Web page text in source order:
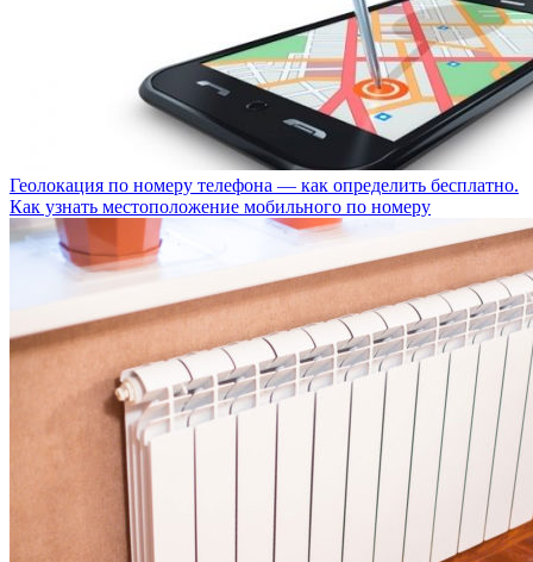
Геолокация по номеру телефона — как определить бесплатно.
Как узнать местоположение мобильного по номеру